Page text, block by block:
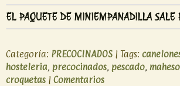
EL PAQUETE DE MINIEMPANADILLA SALE
Categoría: PRECOCINADOS | Tags:
hosteleria precocinados pescado maheso
croquetas | Comentarios